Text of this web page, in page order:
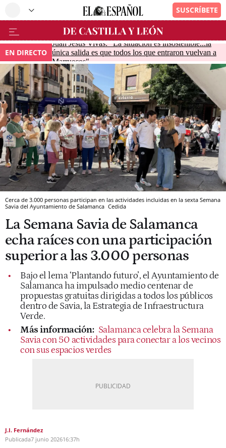
EN DIRECTO
Juan Jesús Vivas: "La situación es insostenible...la
única salida es que todos los que entraron vuelvan a
Marruecos"
Cerca de 3.000 personas participan en las actividades incluidas en la sexta Semana
Savia del Ayuntamiento de Salamanca Cedida
La Semana Savia de Salamanca
echa raíces con una participación
superior a las 3.000 personas
Bajo el lema ‘Plantando futuro’, el Ayuntamiento de
Salamanca ha impulsado medio centenar de
propuestas gratuitas dirigidas a todos los públicos
dentro de Savia, la Estrategia de Infraestructura
Verde.
Más información: Salamanca celebra la Semana
Savia con 50 actividades para conectar a los vecinos
con sus espacios verdes
J.I. Fernández
Publicada7 junio 202616:37h